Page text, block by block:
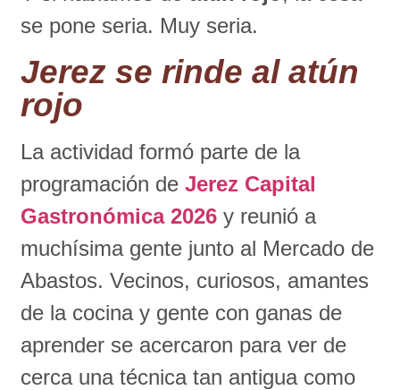
se pone seria. Muy seria.
Jerez se rinde al atún
rojo
La actividad formó parte de la
programación deJerez Capital
Gastronómica 2026 y reunió a
muchísima gente junto al Mercado de
Abastos. Vecinos, curiosos, amantes
de la cocina y gente con ganas de
aprender se acercaron para ver de
cerca una técnica tan antigua como